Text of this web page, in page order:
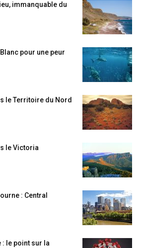
immanquable du
pour une peur
le Territoire du Nord
le Victoria
: Central
: le point sur la